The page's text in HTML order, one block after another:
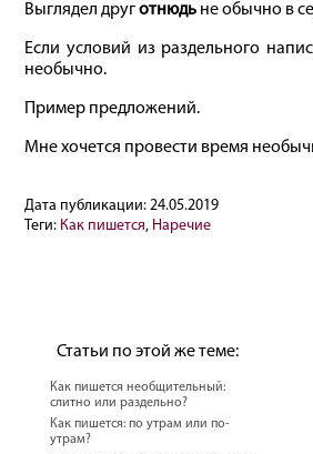
Выглядел друготнюдь не обычно в
Если условий из раздельного
необычно.
Пример предложений.
Мне хочется провести время
Дата публикации:24.05.2019
Теги: Как пишется, Наречие
Статьи по этой же теме:
Как пишется необщительный:
слитно или раздельно?
Как пишется: по утрам или по-
утрам?